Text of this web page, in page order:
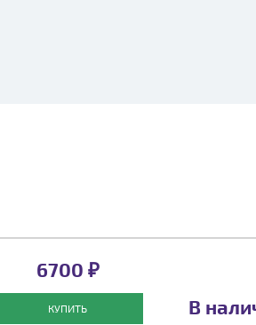
6700 ₽
КУПИТЬ В